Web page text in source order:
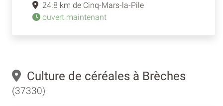
24.8 km de Cinq-Mars-la-Pile
ouvert maintenant
Culture de céréales à Brèches
(37330)